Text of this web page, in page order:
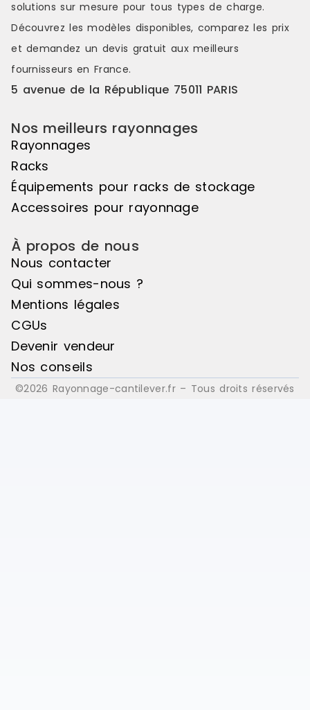
solutions sur mesure pour tous types de charge.
Découvrez les modèles disponibles, comparez les prix
et demandez un devis gratuit aux meilleurs
fournisseurs en France.
5 avenue de la République 75011 PARIS
Nos meilleurs rayonnages
Rayonnages
Racks
Équipements pour racks de stockage
Accessoires pour rayonnage
À propos de nous
Nous contacter
Qui sommes-nous ?
Mentions légales
CGUs
Devenir vendeur
Nos conseils
©2026 Rayonnage-cantilever.fr – Tous droits réservés